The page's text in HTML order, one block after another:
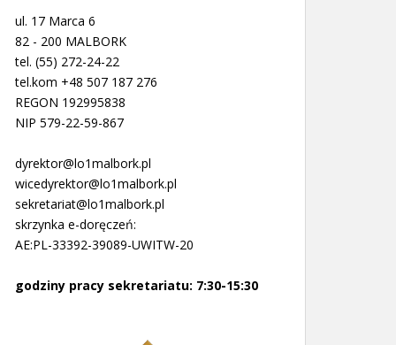
ul. 17 Marca 6
82 - 200 MALBORK
tel. (55) 272-24-22
tel.kom +48 507 187 276
REGON 192995838
NIP 579-22-59-867
dyrektor@lo1malbork.pl
wicedyrektor@lo1malbork.pl
sekretariat@lo1malbork.pl
skrzynka e-doręczeń:
AE:PL-33392-39089-UWITW-20
godziny pracy sekretariatu: 7:30-15:30